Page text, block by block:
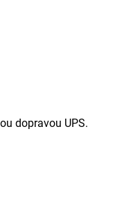
dopravou UPS.